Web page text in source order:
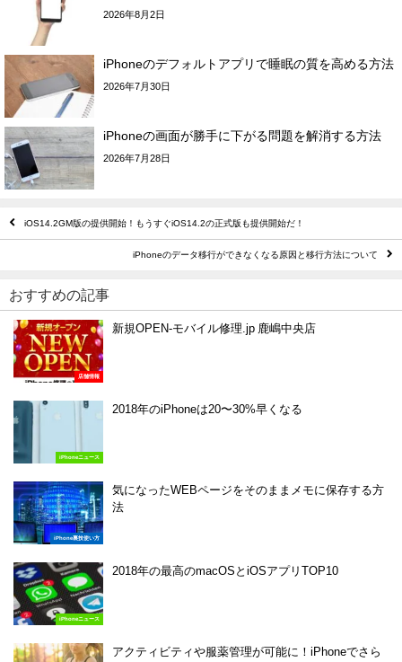
2026年8月2日
iPhoneのデフォルトアプリで睡眠の質を高める方法
2026年7月30日
iPhoneの画面が勝手に下がる問題を解消する方法
2026年7月28日
iOS14.2GM版の提供開始！もうすぐiOS14.2の正式版も提供開始だ！
iPhoneのデータ移行ができなくなる原因と移行方法について
おすすめの記事
店舗情報
新規OPEN-モバイル修理.jp 鹿嶋中央店
iPhoneニュース
2018年のiPhoneは20〜30%早くなる
iPhone裏技使い方
気になったWEBページをそのままメモに保存する方
法
iPhoneニュース
2018年の最高のmacOSとiOSアプリTOP10
アクティビティや服薬管理が可能に！iPhoneでさら